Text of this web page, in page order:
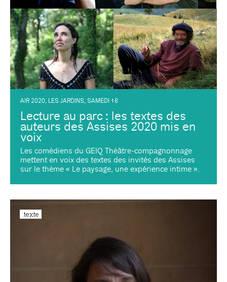
AIR 2020, LES JARDINS, SAMEDI 16
Lecture au parc : les textes des
auteurs des Assises 2020 mis en
voix
Les comédiens du GEIQ Théâtre-compagnonnage
mettent en voix des textes des invités des Assises
sur le thème « Le paysage, une expérience intime ».
.texte